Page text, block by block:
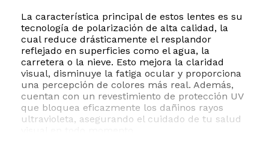
La característica principal de estos lentes es su
tecnología de polarización de alta calidad, la
cual reduce drásticamente el resplandor
reflejado en superficies como el agua, la
carretera o la nieve. Esto mejora la claridad
visual, disminuye la fatiga ocular y proporciona
una percepción de colores más real. Además,
cuentan con un revestimiento de protección UV
que bloquea eficazmente los dañinos rayos
ultravioleta, asegurando el cuidado de tu salud